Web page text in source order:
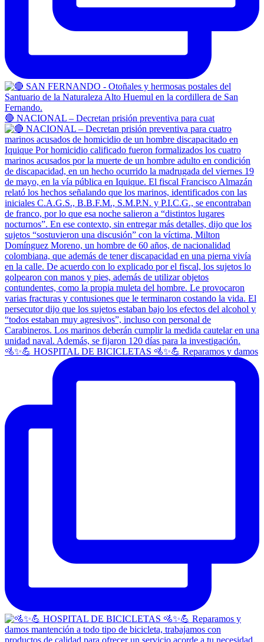
🔴 NACIONAL – Decretan prisión preventiva para cuat
🚵✨💪 HOSPITAL DE BICICLETAS 🚵✨💪 Reparamos y damos